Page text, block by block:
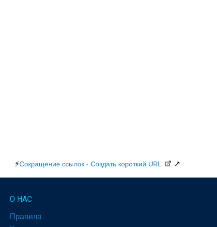
⚡Сокращение ссылок - Создать короткий URL ↗
О НАС
Правила